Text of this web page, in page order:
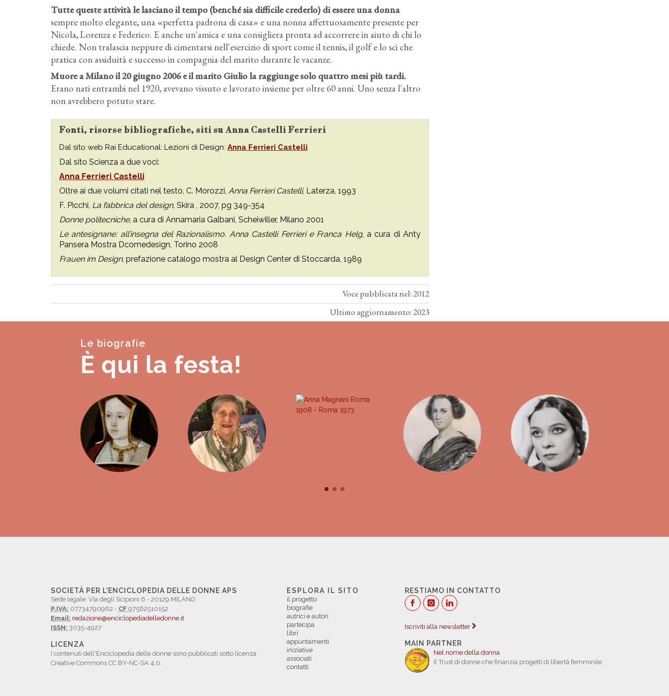
Tutte queste attività le lasciano il tempo (benché sia difficile crederlo) di essere una donna
sempre molto elegante, una «perfetta padrona di casa» e una nonna affettuosamente presente per
Nicola, Lorenza e Federico. E anche un'amica e una consigliera pronta ad accorrere in aiuto di chi lo
chiede. Non tralascia neppure di cimentarsi nell'esercizio di sport come il tennis, il golf e lo sci che
pratica con assiduità e successo in compagnia del marito durante le vacanze.
Muore a Milano il 20 giugno 2006 e il marito Giulio la raggiunge solo quattro mesi più tardi.
Erano nati entrambi nel 1920, avevano vissuto e lavorato insieme per oltre 60 anni. Uno senza l'altro
non avrebbero potuto stare.
Fonti, risorse bibliografiche, siti su Anna Castelli Ferrieri
Dal sito web Rai Educational: Lezioni di Design: Anna Ferrieri Castelli
Dal sito Scienza a due voci:
Anna Ferrieri Castelli
Oltre ai due volumi citati nel testo, C. Morozzi, Anna Ferrieri Castelli, Laterza, 1993
F. Picchi, La fabbrica del design, Skira , 2007, pg 349-354
Donne politecniche, a cura di Annamaria Galbani, Scheiwiller, Milano 2001
Le antesignane: all’insegna del Razionalismo. Anna Castelli Ferrieri e Franca Helg, a cura di Anty
Pansera Mostra Dcomedesign, Torino 2008
Frauen im Design, prefazione catalogo mostra al Design Center di Stoccarda, 1989
Voce pubblicata nel: 2012
Ultimo aggiornamento: 2023
Le biografie
È qui la festa!
SOCIETÀ PER L'ENCICLOPEDIA DELLE DONNE APS
Sede legale: Via degli Scipioni 6 - 20129 MILANO
P.IVA: 07734790962 - CF 97562510152
Email: redazione@enciclopediadelledonne.it
ISSN: 3035-4927
LICENZA
I contenuti dell'Enciclopedia delle donne sono pubblicati sotto licenza
Creative Commons CC BY-NC-SA 4.0.
ESPLORA IL SITO
il progetto
biografie
autrici e autori
partecipa
libri
appuntamenti
iniziative
assòciati
contatti
RESTIAMO IN CONTATTO
Iscriviti alla newsletter
MAIN PARTNER
Nel nome della donna
Il Trust di donne che finanzia progetti di libertà femminile